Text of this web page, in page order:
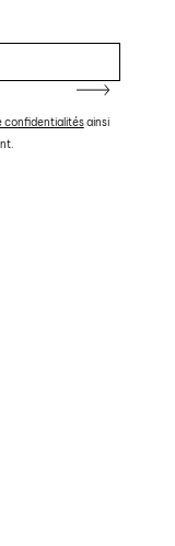
confidentialitésainsi